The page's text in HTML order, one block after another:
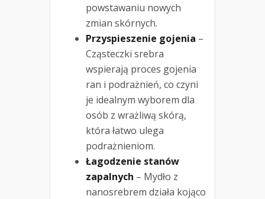
powstawaniu nowych
zmian skórnych.
Przyspieszenie gojenia –
Cząsteczki srebra
wspierają proces gojenia
ran i podrażnień, co czyni
je idealnym wyborem dla
osób z wrażliwą skórą,
która łatwo ulega
podrażnieniom.
Łagodzenie stanów
zapalnych – Mydło z
nanosrebrem działa kojąco